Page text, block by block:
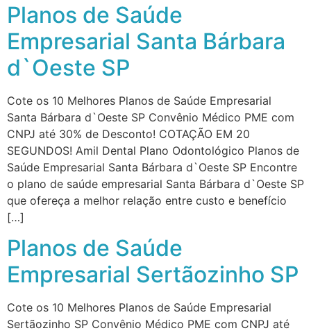
Planos de Saúde
Empresarial Santa Bárbara
d`Oeste SP
Cote os 10 Melhores Planos de Saúde Empresarial
Santa Bárbara d`Oeste SP Convênio Médico PME com
CNPJ até 30% de Desconto! COTAÇÃO EM 20
SEGUNDOS! Amil Dental Plano Odontológico Planos de
Saúde Empresarial Santa Bárbara d`Oeste SP Encontre
o plano de saúde empresarial Santa Bárbara d`Oeste SP
que ofereça a melhor relação entre custo e benefício
[…]
Planos de Saúde
Empresarial Sertãozinho SP
Cote os 10 Melhores Planos de Saúde Empresarial
Sertãozinho SP Convênio Médico PME com CNPJ até